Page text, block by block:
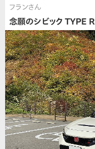
フランさん
念願のシビック TYPE R